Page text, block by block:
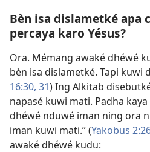
Bèn isa dislametké apa
percaya karo Yésus?
Ora. Mémang awaké dhéwé
bèn isa dislametké. Tapi kuwi
16:30, 31) Ing Alkitab
napasé kuwi mati. Padha
dhéwé nduwé iman ning ora
iman kuwi mati.” (Yakobus
awaké dhéwé kudu: